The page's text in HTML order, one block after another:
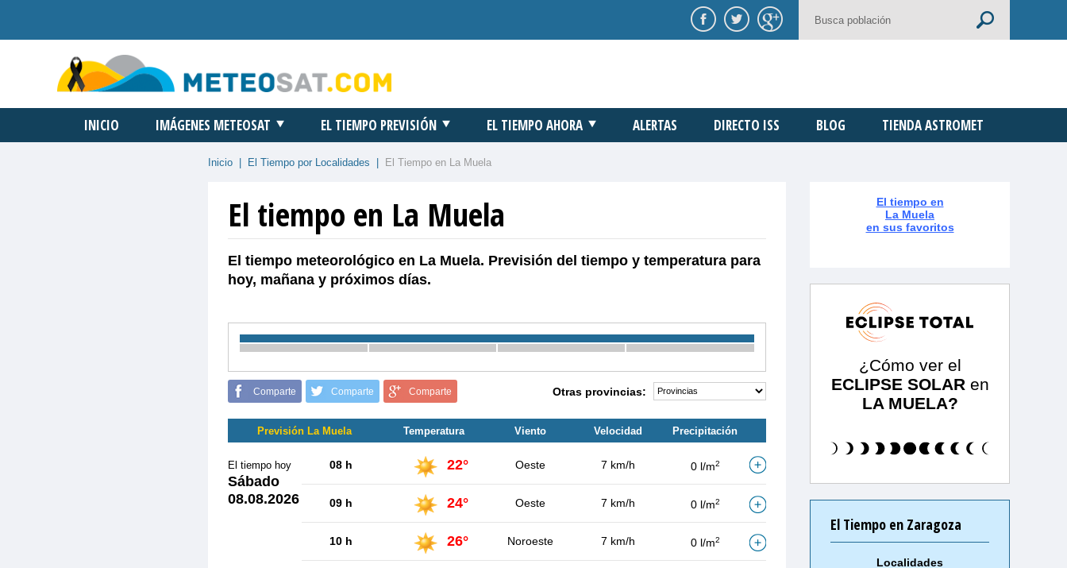
INICIO IMÁGENES METEOSAT EL TIEMPO PREVISIÓN EL TIEMPO AHORA ALERTAS DIRECTO ISS BLOG TIENDA ASTROMET
Inicio El Tiempo por Localidades El Tiempo en La Muela
El tiempo en La Muela
El tiempo meteorológico en La Muela. Previsión del tiempo y temperatura para
hoy, mañana y próximos días.
Comparte Comparte Comparte Otras provincias:
Previsión La Muela Temperatura Viento Velocidad Precipitación
El tiempo hoy
Sábado
08.08.2026
08 h 22° Oeste 7 km/h 0 l/m2
09 h 24° Oeste 7 km/h 0 l/m2
10 h 26° Noroeste 7 km/h 0 l/m2
El tiempo en
La Muela
en sus favoritos
¿Cómo ver el
ECLIPSE SOLAR en
LA MUELA?
El Tiempo en Zaragoza
Localidades